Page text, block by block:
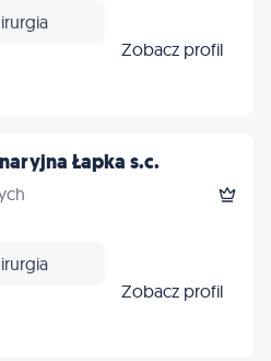
Zobacz profil
Łapka s.c.
Zobacz profil